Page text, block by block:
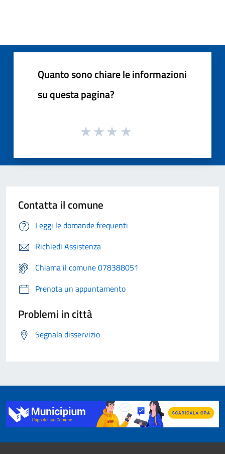
Quanto sono chiare le informazioni
su questa pagina?
Contatta il comune
Leggi le domande frequenti
Richiedi Assistenza
Chiama il comune 078388051
Prenota un appuntamento
Problemi in città
Segnala disservizio